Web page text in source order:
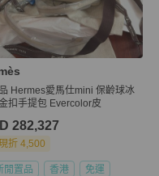
Hermes愛馬仕mini 保齡球冰
扣手提包 Evercolor皮
282,327
折 4,500
閒置品 香港 免運